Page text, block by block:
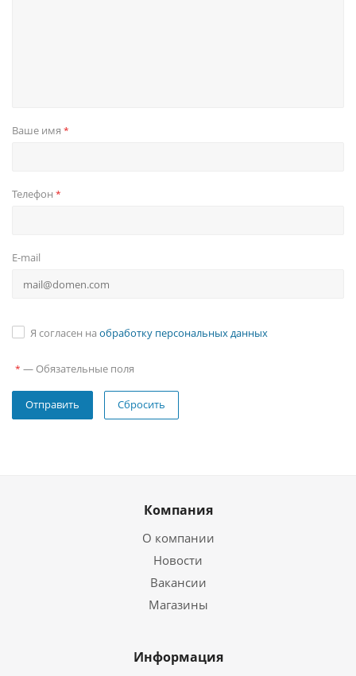
Ваше имя *
Телефон *
E-mail
Я согласен на обработку персональных данных
* — Обязательные поля
Сбросить
Компания
О компании
Новости
Вакансии
Магазины
Информация